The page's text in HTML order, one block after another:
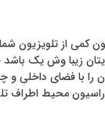
کمی از تلویزیون
زیبا وش یک باشد
آن را با فضای
محیط اطراف